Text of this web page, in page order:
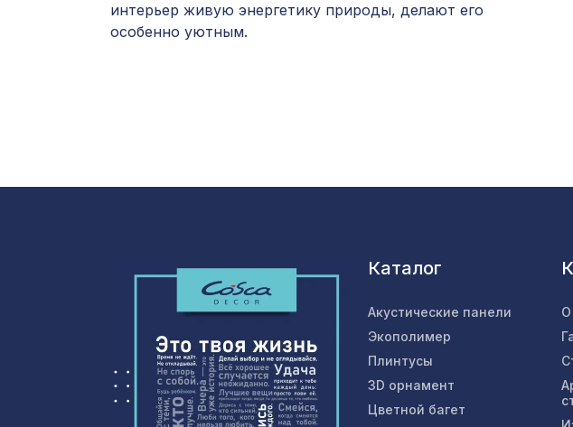
интерьер живую энергетику природы, делают его
особенно уютным.
Каталог
Акустические панели
Экополимер
Плинтусы
3D орнамент
Цветной багет
О